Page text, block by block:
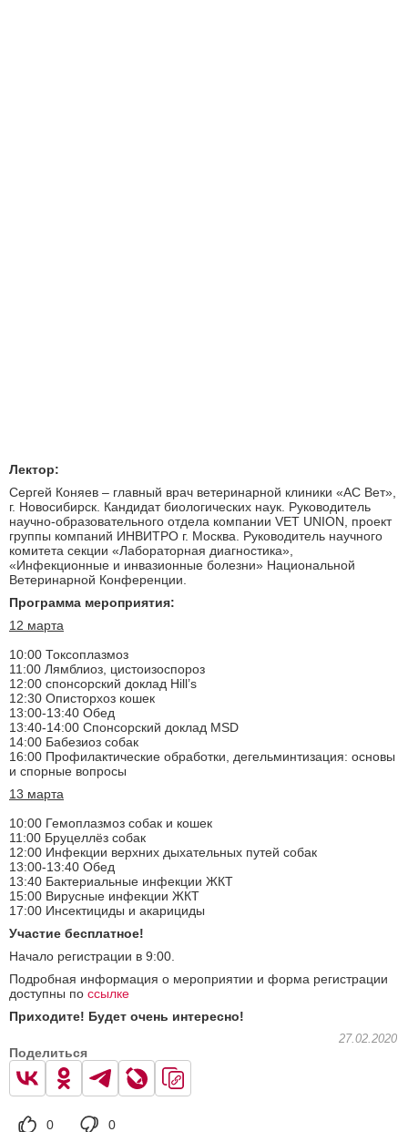
Лектор:
Сергей Коняев – главный врач ветеринарной клиники «АС Вет»,
г. Новосибирск. Кандидат биологических наук. Руководитель
научно-образовательного отдела компании VET UNION, проект
группы компаний ИНВИТРО г. Москва. Руководитель научного
комитета секции «Лабораторная диагностика»,
«Инфекционные и инвазионные болезни» Национальной
Ветеринарной Конференции.
Программа мероприятия:
12 марта
10:00 Токсоплазмоз
11:00 Лямблиоз, цистоизоспороз
12:00 спонсорский доклад Hill’s
12:30 Описторхоз кошек
13:00-13:40 Обед
13:40-14:00 Спонсорский доклад MSD
14:00 Бабезиоз собак
16:00 Профилактические обработки, дегельминтизация: основы
и спорные вопросы
13 марта
10:00 Гемоплазмоз собак и кошек
11:00 Бруцеллёз собак
12:00 Инфекции верхних дыхательных путей собак
13:00-13:40 Обед
13:40 Бактериальные инфекции ЖКТ
15:00 Вирусные инфекции ЖКТ
17:00 Инсектициды и акарициды
Участие бесплатное!
Начало регистрации в 9:00.
Подробная информация о мероприятии и форма регистрации
доступны по ссылке
Приходите! Будет очень интересно!
27.02.2020
Поделиться
0 0